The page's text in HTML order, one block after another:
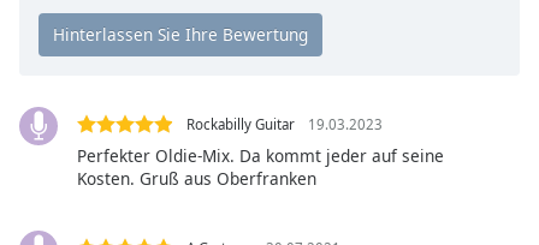
Color
Opacity Rockabilly Guitar 19.03.2023
Perfekter Oldie-Mix. Da kommt jeder auf seine
Kosten. Gruß aus Oberfranken